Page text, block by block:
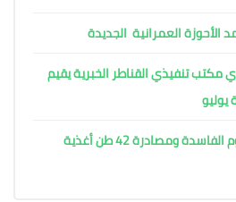
الأحوزة العمرانية الجديدة
تنفيذي القناطر الخبرية يقيم
يوليو
ضربة قوية لتجار اللحوم الفاسدة ومصادرة 42 طن أغذية